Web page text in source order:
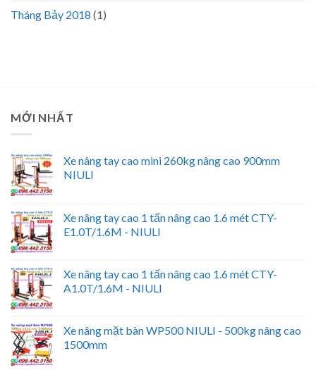
Tháng Bảy 2018 (1)
MỚI NHẤT
Xe nâng tay cao mini 260kg nâng cao 900mm
NIULI
Xe nâng tay cao 1 tấn nâng cao 1.6 mét CTY-
E1.0T/1.6M - NIULI
Xe nâng tay cao 1 tấn nâng cao 1.6 mét CTY-
A1.0T/1.6M - NIULI
Xe nâng mặt bàn WP500 NIULI - 500kg nâng cao
1500mm